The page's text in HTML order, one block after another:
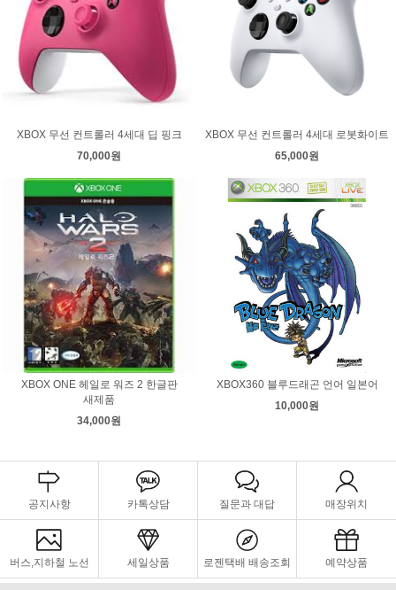
XBOX 무선 컨트롤러 4세대 딥 핑크
70,000원
XBOX 무선 컨트롤러 4세대 로봇화이트
65,000원
XBOX ONE 헤일로 워즈 2 한글판
새제품
34,000원
XBOX360 블루드래곤 언어 일본어
10,000원
공지사항 카톡상담 질문과 대답 매장위치
버스,지하철 노선 세일상품 로젠택배 배송조회 예약상품